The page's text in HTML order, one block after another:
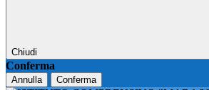
Chiudi
Conferma
Annulla Conferma